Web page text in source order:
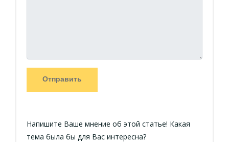
Отправить
Напишите Ваше мнение об этой статье! Какая
тема была бы для Вас интересна?